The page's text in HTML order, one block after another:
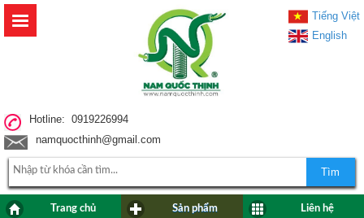
Hotline: 0919226994
namquocthinh@gmail.com
Tiếng Việt
English
Tìm
Trang chủ Sản phẩm Liên hệ